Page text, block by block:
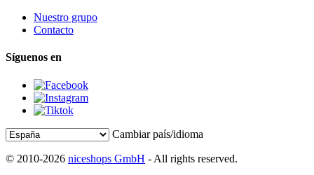
Nuestro grupo
Contacto
Síguenos en
Cambiar país/idioma
© 2010-2026 niceshops GmbH - All rights reserved.